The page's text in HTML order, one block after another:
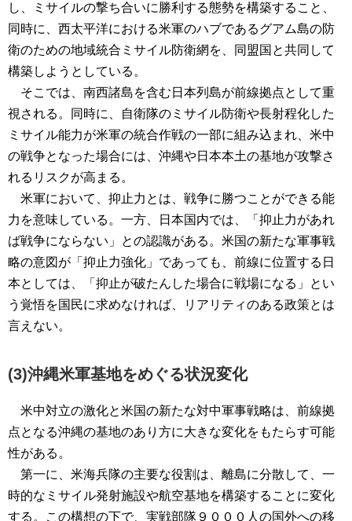
し、ミサイルの撃ち合いに勝利する態勢を構築すること、
同時に、西太平洋における米軍のハブであるグアム島の防
衛のための地域統合ミサイル防衛網を、同盟国と共同して
構築しようとしている。
そこでは、南西諸島を含む日本列島が前線拠点として重
視される。同時に、自衛隊のミサイル防衛や長射程化した
ミサイル能力が米軍の統合作戦の一部に組み込まれ、米中
の戦争となった場合には、沖縄や日本本土の基地が攻撃さ
れるリスクが高まる。
米軍において、抑止力とは、戦争に勝つことができる能
力を意味している。一方、日本国内では、「抑止力があれ
ば戦争にならない」との認識がある。米国の新たな軍事戦
略の意図が「抑止力強化」であっても、前線に位置する日
本としては、「抑止が破たんした場合に戦場になる」とい
う覚悟を国民に求めなければ、リアリティのある政策とは
言えない。
(3)沖縄米軍基地をめぐる状況変化
米中対立の激化と米国の新たな対中軍事戦略は、前線拠
点となる沖縄の基地のあり方に大きな変化をもたらす可能
性がある。
第一に、米海兵隊の主要な役割は、離島に分散して、一
時的なミサイル発射施設や航空基地を構築することに変化
する。この構想の下で、実戦部隊９０００人の国外への移